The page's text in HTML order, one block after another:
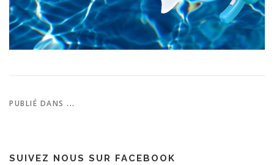
PUBLIÉ DANS ...
SUIVEZ NOUS SUR FACEBOOK